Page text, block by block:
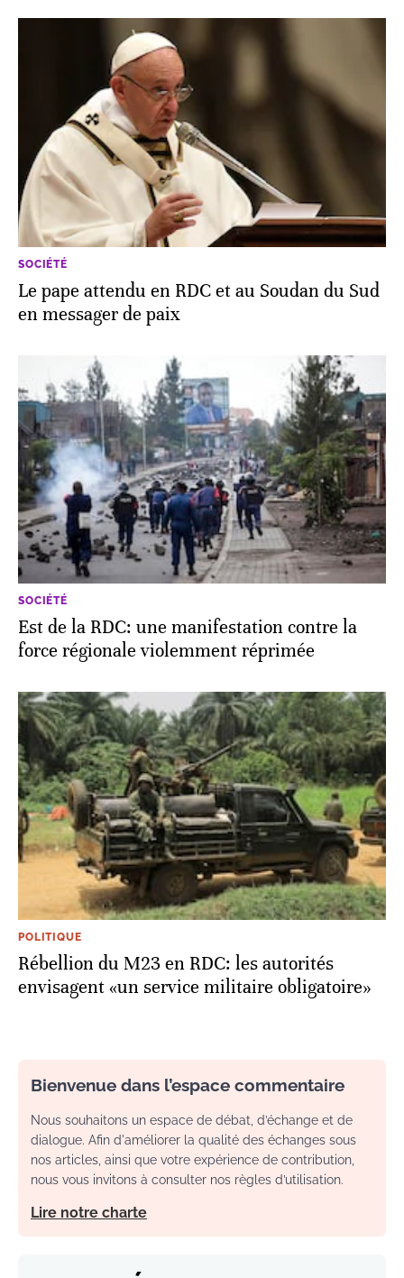
SOCIÉTÉ
Le pape attendu en RDC et au Soudan du Sud
en messager de paix
SOCIÉTÉ
Est de la RDC: une manifestation contre la
force régionale violemment réprimée
POLITIQUE
Rébellion du M23 en RDC: les autorités
envisagent «un service militaire obligatoire»
Bienvenue dans l’espace commentaire
Nous souhaitons un espace de débat, d’échange et de
dialogue. Afin d'améliorer la qualité des échanges sous
nos articles, ainsi que votre expérience de contribution,
nous vous invitons à consulter nos règles d’utilisation.
Lire notre charte